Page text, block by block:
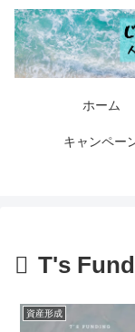
ホーム
キャンペー
T's
資産形成